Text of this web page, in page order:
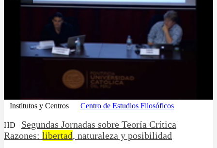
Institutos y Centros Centro de Estudios Filosóficos
HD
Segundas Jornadas sobre Teoría Crítica
Razones: libertad, naturaleza y posibilidad